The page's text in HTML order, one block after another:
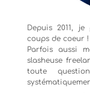
Depuis 2011,
coups de coeur !
Parfois aussi
slasheuse
toute